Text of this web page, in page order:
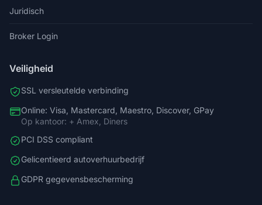
Juridisch
Broker Login
Veiligheid
SSL versleutelde verbinding
Online: Visa, Mastercard, Maestro, Discover, GPay
Op kantoor: + Amex, Diners
PCI DSS compliant
Gelicentieerd autoverhuurbedrijf
GDPR gegevensbescherming